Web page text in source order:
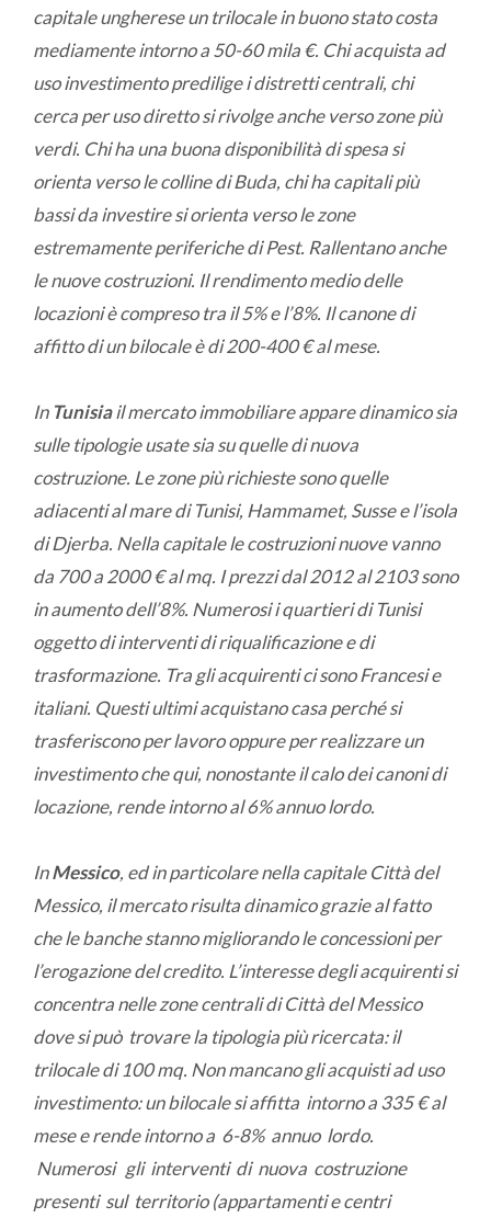
capitale ungherese un trilocale in buono stato costa
mediamente intorno a 50-60 mila €. Chi acquista ad
uso investimento predilige i distretti centrali, chi
cerca per uso diretto si rivolge anche verso zone più
verdi. Chi ha una buona disponibilità di spesa si
orienta verso le colline di Buda, chi ha capitali più
bassi da investire si orienta verso le zone
estremamente periferiche di Pest. Rallentano anche
le nuove costruzioni. Il rendimento medio delle
locazioni è compreso tra il 5% e l’8%. Il canone di
affitto di un bilocale è di 200-400 € al mese.
In Tunisiail mercato immobiliare appare dinamico sia
sulle tipologie usate sia su quelle di nuova
costruzione. Le zone più richieste sono quelle
adiacenti al mare di Tunisi, Hammamet, Susse e l’isola
di Djerba. Nella capitale le costruzioni nuove vanno
da 700 a 2000 € al mq. I prezzi dal 2012 al 2103 sono
in aumento dell’8%. Numerosi i quartieri di Tunisi
oggetto di interventi di riqualificazione e di
trasformazione. Tra gli acquirenti ci sono Francesi e
italiani. Questi ultimi acquistano casa perché si
trasferiscono per lavoro oppure per realizzare un
investimento che qui, nonostante il calo dei canoni di
locazione, rende intorno al 6% annuo lordo.
InMessico, ed in particolare nella capitale Città del
Messico, il mercato risulta dinamico grazie al fatto
che le banche stanno migliorando le concessioni per
l’erogazione del credito. L’interesse degli acquirenti si
concentra nelle zone centrali di Città del Messico
dove si può trovare la tipologia più ricercata: il
trilocale di 100 mq. Non mancano gli acquisti ad uso
investimento: un bilocale si affitta intorno a 335 € al
mese e rende intorno a 6-8% annuo lordo.
Numerosi gli interventi di nuova costruzione
presenti sul territorio (appartamenti e centri